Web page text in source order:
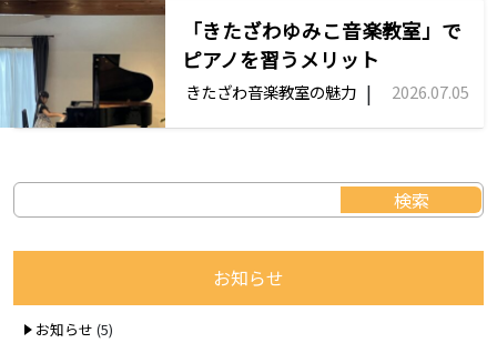
「きたざわゆみこ音楽教室」で
ピアノを習うメリット
きたざわ音楽教室の魅力 | 2026.07.05
お知らせ
お知らせ (5)